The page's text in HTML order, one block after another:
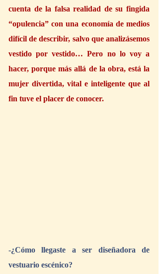
cuenta de la falsa realidad de su fingida
“opulencia” con una economía de medios
difícil de describir, salvo que analizásemos
vestido por vestido… Pero no lo voy a
hacer, porque más allá de la obra, está la
mujer divertida, vital e inteligente que al
fin tuve el placer de conocer.
-¿Cómo llegaste a ser diseñadora de
vestuario escénico?